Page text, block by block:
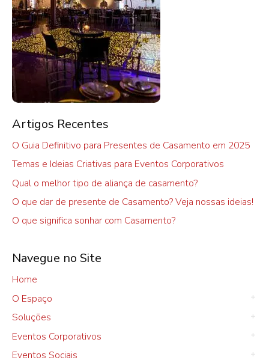
Artigos Recentes
O Guia Definitivo para Presentes de Casamento em 2025
Temas e Ideias Criativas para Eventos Corporativos
Qual o melhor tipo de aliança de casamento?
O que dar de presente de Casamento? Veja nossas ideias!
O que significa sonhar com Casamento?
Navegue no Site
Home
O Espaço
Soluções
Eventos Corporativos
Eventos Sociais